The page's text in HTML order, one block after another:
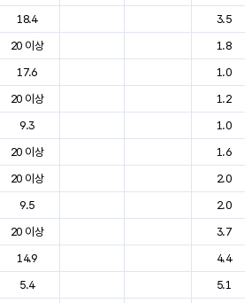
18.4
3.5
20 이상
1.8
17.6
1.0
20 이상
1.2
9.3
1.0
20 이상
1.6
20 이상
2.0
9.5
2.0
20 이상
3.7
14.9
4.4
5.4
5.1